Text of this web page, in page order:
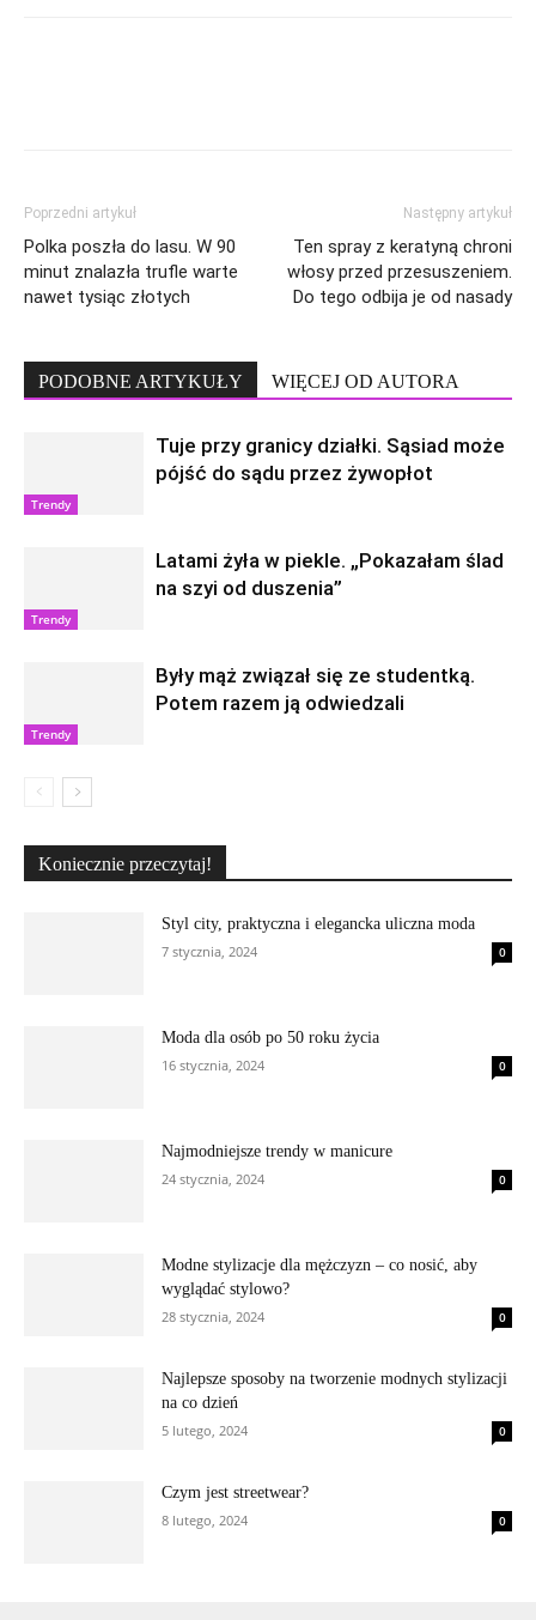
Poprzedni artykuł
Polka poszła do lasu. W 90
minut znalazła trufle warte
nawet tysiąc złotych
Następny artykuł
Ten spray z keratyną chroni
włosy przed przesuszeniem.
Do tego odbija je od nasady
PODOBNE ARTYKUŁY WIĘCEJ OD AUTORA
Trendy
Tuje przy granicy działki. Sąsiad może
pójść do sądu przez żywopłot
Trendy
Latami żyła w piekle. „Pokazałam ślad
na szyi od duszenia”
Trendy
Były mąż związał się ze studentką.
Potem razem ją odwiedzali
Koniecznie przeczytaj!
Styl city, praktyczna i elegancka uliczna moda
7 stycznia, 2024
0
Moda dla osób po 50 roku życia
16 stycznia, 2024
0
Najmodniejsze trendy w manicure
24 stycznia, 2024
0
Modne stylizacje dla mężczyzn – co nosić, aby
wyglądać stylowo?
28 stycznia, 2024
0
Najlepsze sposoby na tworzenie modnych stylizacji
na co dzień
5 lutego, 2024
0
Czym jest streetwear?
8 lutego, 2024
0